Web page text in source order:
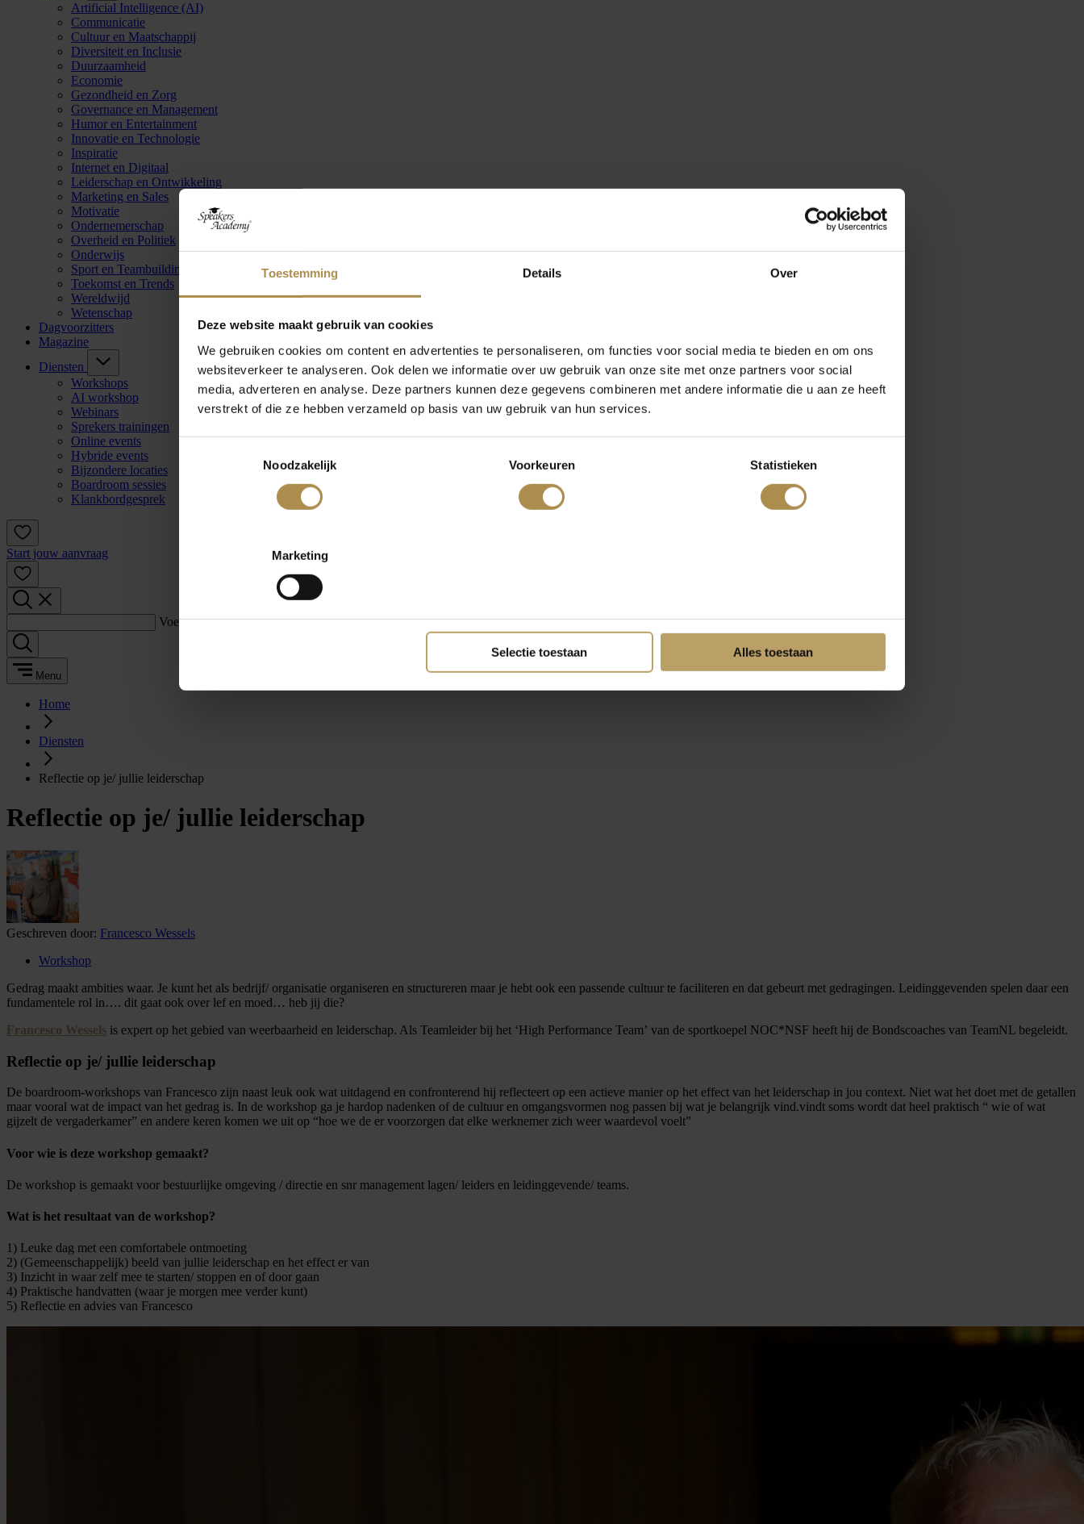
Toestemming Details Over
Deze website maakt gebruik van cookies
We gebruiken cookies om content en advertenties te personaliseren, om functies voor social media te bieden en om ons
websiteverkeer te analyseren. Ook delen we informatie over uw gebruik van onze site met onze partners voor social
media, adverteren en analyse. Deze partners kunnen deze gegevens combineren met andere informatie die u aan ze heeft
verstrekt of die ze hebben verzameld op basis van uw gebruik van hun services.
Noodzakelijk
Voorkeuren Statistieken
Marketing
Selectie toestaan Alles toestaan
Artificial Intelligence (AI)
Communicatie
Cultuur en Maatschappij
Diversiteit en Inclusie
Duurzaamheid
Economie
Gezondheid en Zorg
Governance en Management
Humor en Entertainment
Innovatie en Technologie
Inspiratie
Internet en Digitaal
Leiderschap en Ontwikkeling
Marketing en Sales
Motivatie
Ondernemerschap
Overheid en Politiek
Onderwijs
Sport en Teambuilding
Toekomst en Trends
Wereldwijd
Wetenschap
Dagvoorzitters
Magazine
Diensten
Workshops
AI workshop
Webinars
Sprekers trainingen
Online events
Hybride events
Bijzondere locaties
Boardroom sessies
Klankbordgesprek
Start jouw aanvraag
Voer een zoekterm in:
Menu
Home
Diensten
Reflectie op je/ jullie leiderschap
Reflectie op je/ jullie leiderschap
Geschreven door: Francesco Wessels
Workshop
Gedrag maakt ambities waar. Je kunt het als bedrijf/ organisatie organiseren en structureren maar je hebt ook een passende cultuur te faciliteren en dat gebeurt met gedragingen. Leidinggevenden spelen daar een
fundamentele rol in…. dit gaat ook over lef en moed… heb jij die?
Francesco Wessels is expert op het gebied van weerbaarheid en leiderschap. Als Teamleider bij het ‘High Performance Team’ van de sportkoepel NOC*NSF heeft hij de Bondscoaches van TeamNL begeleidt.
Reflectie op je/ jullie leiderschap
De boardroom-workshops van Francesco zijn naast leuk ook wat uitdagend en confronterend hij reflecteert op een actieve manier op het effect van het leiderschap in jou context. Niet wat het doet met de getallen
maar vooral wat de impact van het gedrag is. In de workshop ga je hardop nadenken of de cultuur en omgangsvormen nog passen bij wat je belangrijk vind.vindt soms wordt dat heel praktisch “ wie of wat
gijzelt de vergaderkamer” en andere keren komen we uit op “hoe we de er voorzorgen dat elke werknemer zich weer waardevol voelt”
Voor wie is deze workshop gemaakt?
De workshop is gemaakt voor bestuurlijke omgeving / directie en snr management lagen/ leiders en leidinggevende/ teams.
Wat is het resultaat van de workshop?
1) Leuke dag met een comfortabele ontmoeting
2) (Gemeenschappelijk) beeld van jullie leiderschap en het effect er van
3) Inzicht in waar zelf mee te starten/ stoppen en of door gaan
4) Praktische handvatten (waar je morgen mee verder kunt)
5) Reflectie en advies van Francesco